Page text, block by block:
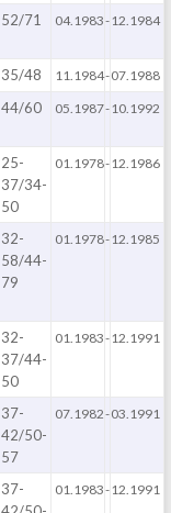
52/71 04.1983-12.1984
35/48 11.1984-07.1988
44/60 05.1987-10.1992
25-
37/34-
50
01.1978-12.1986
32-
58/44-
79
01.1978-12.1985
32-
37/44-
50
01.1983-12.1991
37-
42/50-
57
07.1982-03.1991
37-
01.1983-12.1991